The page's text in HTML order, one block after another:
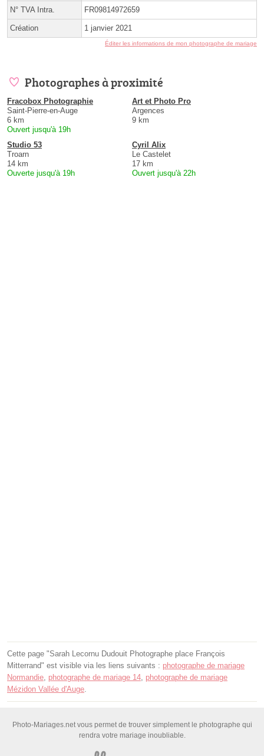
N° TVA Intra. FR09814972659
Création 1 janvier 2021
Éditer les informations de mon photographe de mariage
Photographes à proximité
Fracobox Photographie
Saint-Pierre-en-Auge
6 km
Ouvert jusqu'à 19h
Art et Photo Pro
Argences
9 km
Studio 53
Troarn
14 km
Ouverte jusqu'à 19h
Cyril Alix
Le Castelet
17 km
Ouvert jusqu'à 22h
Cette page "Sarah Lecornu Dudouit Photographe place François
Mitterrand" est visible via les liens suivants : photographe de mariage
Normandie, photographe de mariage 14, photographe de mariage
Mézidon Vallée d'Auge.
Photo-Mariages.net vous permet de trouver simplement le photographe qui
rendra votre mariage inoubliable.